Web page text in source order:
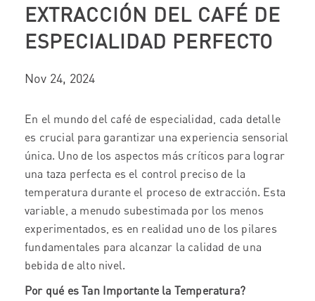
EXTRACCIÓN DEL CAFÉ DE
ESPECIALIDAD PERFECTO
Nov 24, 2024
En el mundo del café de especialidad, cada detalle
es crucial para garantizar una experiencia sensorial
única. Uno de los aspectos más críticos para lograr
una taza perfecta es el control preciso de la
temperatura durante el proceso de extracción. Esta
variable, a menudo subestimada por los menos
experimentados, es en realidad uno de los pilares
fundamentales para alcanzar la calidad de una
bebida de alto nivel.
Por qué es Tan Importante la Temperatura?